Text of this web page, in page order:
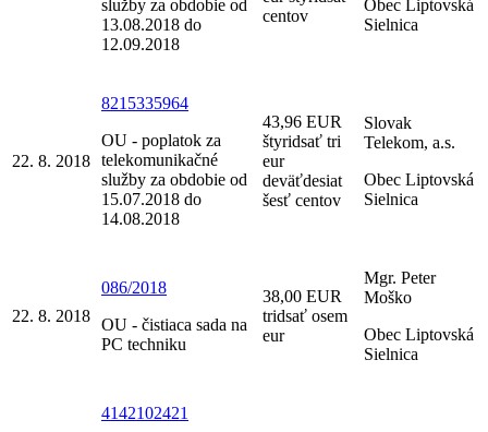
služby za obdobie od
13.08.2018 do
12.09.2018
centov
Obec Liptovská
Sielnica
22. 8. 2018
8215335964
OU - poplatok za
telekomunikačné
služby za obdobie od
15.07.2018 do
14.08.2018
43,96 EUR
štyridsať tri
eur
deväťdesiat
šesť centov
Slovak
Telekom, a.s.
Obec Liptovská
Sielnica
22. 8. 2018
086/2018
OU - čistiaca sada na
PC techniku
38,00 EUR
tridsať osem
eur
Mgr. Peter
Moško
Obec Liptovská
Sielnica
4142102421